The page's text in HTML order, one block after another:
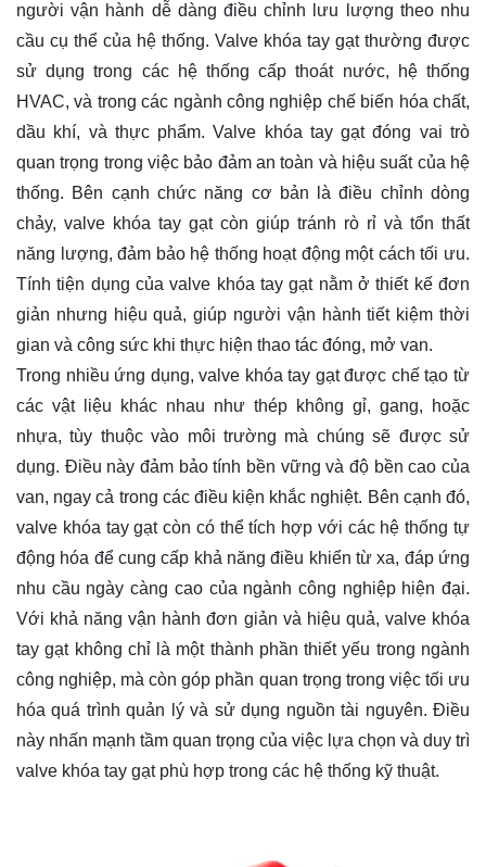
người vận hành dễ dàng điều chỉnh lưu lượng theo nhu
cầu cụ thể của hệ thống. Valve khóa tay gạt thường được
sử dụng trong các hệ thống cấp thoát nước, hệ thống
HVAC, và trong các ngành công nghiệp chế biến hóa chất,
dầu khí, và thực phẩm. Valve khóa tay gạt đóng vai trò
quan trọng trong việc bảo đảm an toàn và hiệu suất của hệ
thống. Bên cạnh chức năng cơ bản là điều chỉnh dòng
chảy, valve khóa tay gạt còn giúp tránh rò rỉ và tổn thất
năng lượng, đảm bảo hệ thống hoạt động một cách tối ưu.
Tính tiện dụng của valve khóa tay gạt nằm ở thiết kế đơn
giản nhưng hiệu quả, giúp người vận hành tiết kiệm thời
gian và công sức khi thực hiện thao tác đóng, mở van.
Trong nhiều ứng dụng, valve khóa tay gạt được chế tạo từ
các vật liệu khác nhau như thép không gỉ, gang, hoặc
nhựa, tùy thuộc vào môi trường mà chúng sẽ được sử
dụng. Điều này đảm bảo tính bền vững và độ bền cao của
van, ngay cả trong các điều kiện khắc nghiệt. Bên cạnh đó,
valve khóa tay gạt còn có thể tích hợp với các hệ thống tự
động hóa để cung cấp khả năng điều khiển từ xa, đáp ứng
nhu cầu ngày càng cao của ngành công nghiệp hiện đại.
Với khả năng vận hành đơn giản và hiệu quả, valve khóa
tay gạt không chỉ là một thành phần thiết yếu trong ngành
công nghiệp, mà còn góp phần quan trọng trong việc tối ưu
hóa quá trình quản lý và sử dụng nguồn tài nguyên. Điều
này nhấn mạnh tầm quan trọng của việc lựa chọn và duy trì
valve khóa tay gạt phù hợp trong các hệ thống kỹ thuật.